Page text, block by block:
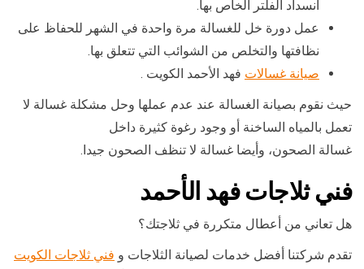
انسداد الفلتر الخاص بها.
عمل دورة خل للغسالة مرة واحدة في الشهر للحفاظ على
نظافتها والتخلص من الشوائب التي تتعلق بها.
صيانة غسالات فهد الأحمد الكويت .
حيث نقوم بصيانة الغسالة عند عدم عملها وحل مشكلة غسالة لا
تعمل بالمياه الساخنة أو وجود رغوة كثيرة داخل
غسالة الصحون، وأيضا غسالة لا تنظف الصحون جيدا.
فني ثلاجات فهد الأحمد
هل تعاني من أعطال متكررة في ثلاجتك؟
تقدم شركتنا أفضل خدمات لصيانة الثلاجات و فني ثلاجات الكويت